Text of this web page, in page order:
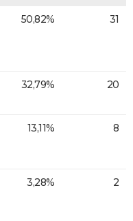
50,82% 31
32,79% 20
13,11% 8
3,28% 2